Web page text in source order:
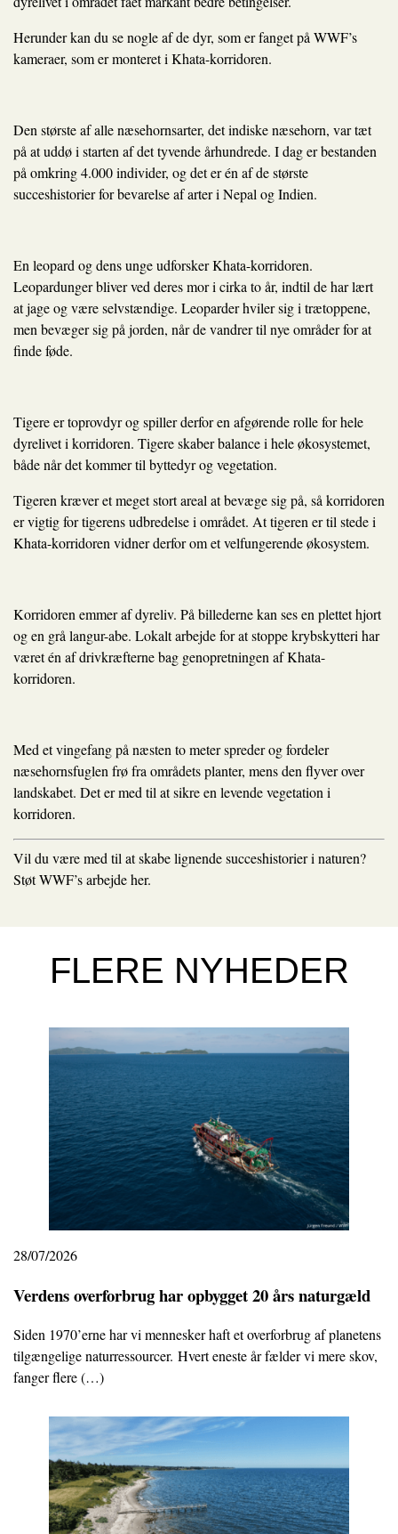
Herunder kan du se nogle af de dyr, som er fanget på WWF’s
kameraer, som er monteret i Khata-korridoren.
Den største af alle næsehornsarter, det indiske næsehorn, var tæt
på at uddø i starten af det tyvende århundrede. I dag er bestanden
på omkring 4.000 individer, og det er én af de største
succeshistorier for bevarelse af arter i Nepal og Indien.
En leopard og dens unge udforsker Khata-korridoren.
Leopardunger bliver ved deres mor i cirka to år, indtil de har lært
at jage og være selvstændige. Leoparder hviler sig i trætoppene,
men bevæger sig på jorden, når de vandrer til nye områder for at
finde føde.
Tigere er toprovdyr og spiller derfor en afgørende rolle for hele
dyrelivet i korridoren. Tigere skaber balance i hele økosystemet,
både når det kommer til byttedyr og vegetation.
Tigeren kræver et meget stort areal at bevæge sig på, så korridoren
er vigtig for tigerens udbredelse i området. At tigeren er til stede i
Khata-korridoren vidner derfor om et velfungerende økosystem.
Korridoren emmer af dyreliv. På billederne kan ses en plettet hjort
og en grå langur-abe. Lokalt arbejde for at stoppe krybskytteri har
været én af drivkræfterne bag genopretningen af Khata-
korridoren.
Med et vingefang på næsten to meter spreder og fordeler
næsehornsfuglen frø fra områdets planter, mens den flyver over
landskabet. Det er med til at sikre en levende vegetation i
korridoren.
Vil du være med til at skabe lignende succeshistorier i naturen?
Støt WWF’s arbejdeher.
FLERE NYHEDER
28/07/2026
Verdens overforbrug har opbygget 20 års naturgæld
Siden 1970’erne har vi mennesker haft et overforbrug af planetens
tilgængelige naturressourcer. Hvert eneste år fælder vi mere skov,
fanger flere (…)